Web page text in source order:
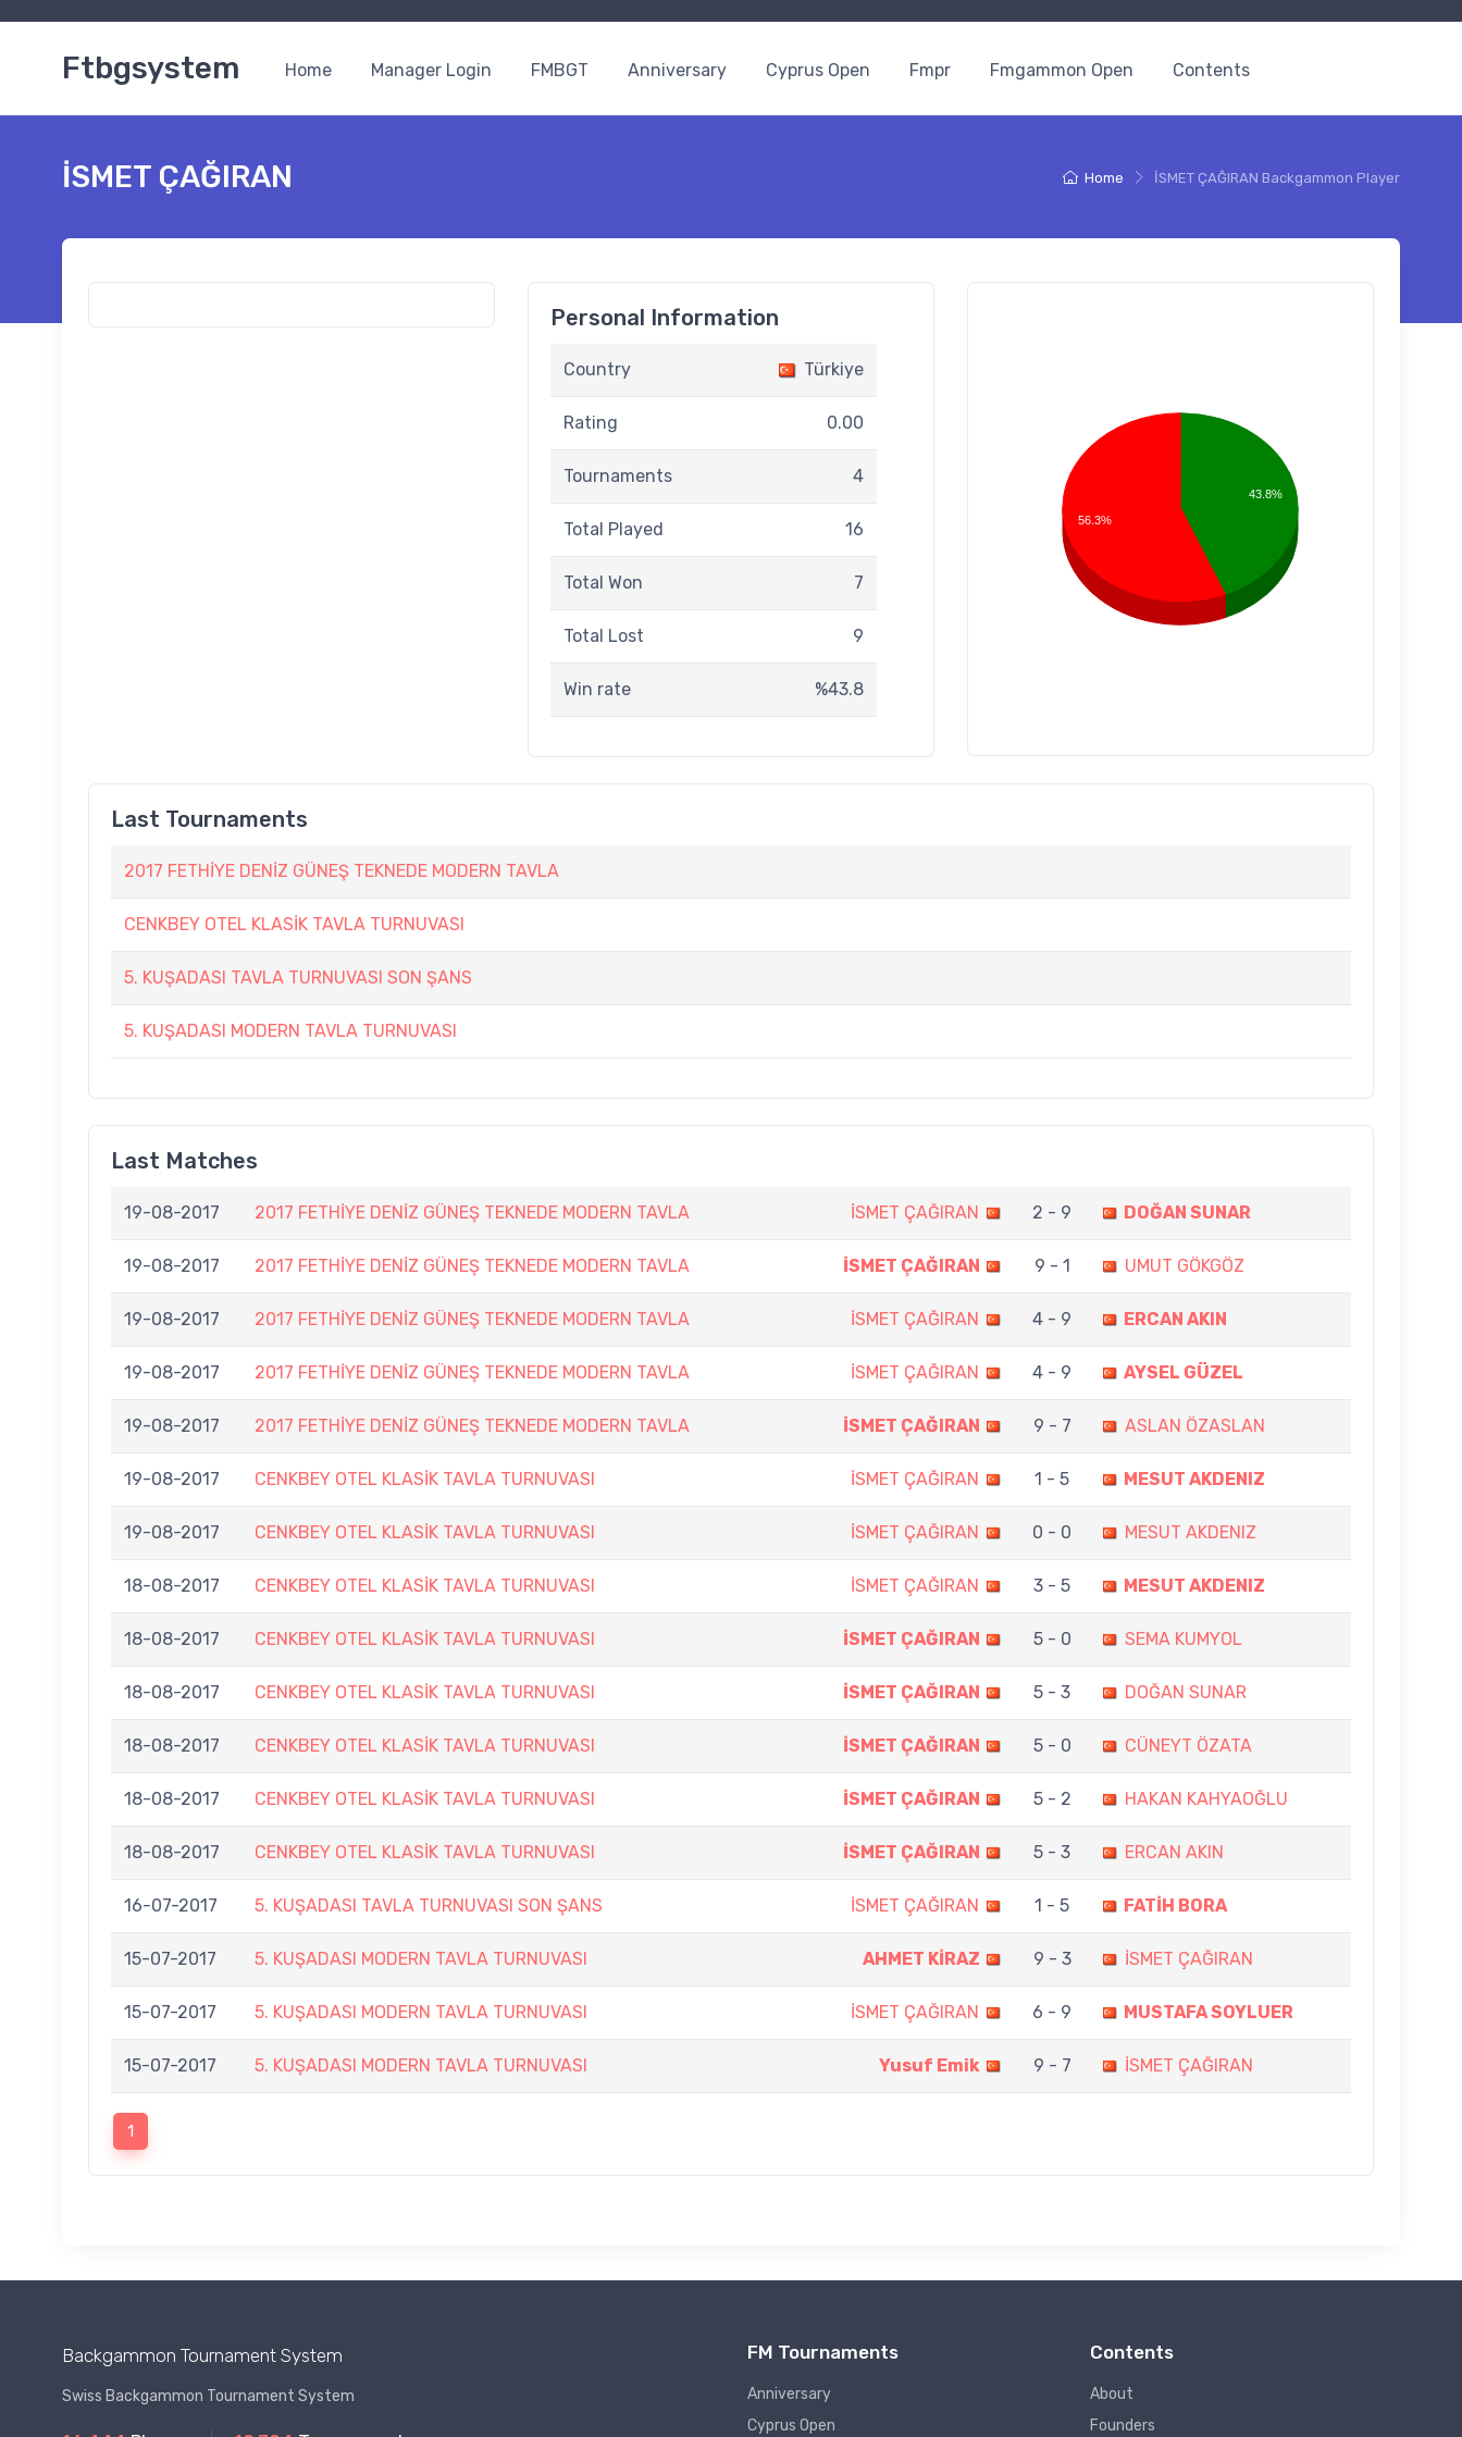
Ftbgsystem Home Manager Login FMBGT Anniversary Cyprus Open Fmpr Fmgammon Open Contents
Home İSMET ÇAĞIRAN Backgammon Player
İSMET ÇAĞIRAN
Personal Information
Country Türkiye
Rating 0.00
Tournaments 4
Total Played 16
Total Won 7
Total Lost 9
Win rate %43.8
43.8%
56.3%
Last Tournaments
2017 FETHİYE DENİZ GÜNEŞ TEKNEDE MODERN TAVLA
CENKBEY OTEL KLASİK TAVLA TURNUVASI
5. KUŞADASI TAVLA TURNUVASI SON ŞANS
5. KUŞADASI MODERN TAVLA TURNUVASI
Last Matches
19-08-2017 2017 FETHİYE DENİZ GÜNEŞ TEKNEDE MODERN TAVLA İSMET ÇAĞIRAN 2 - 9 DOĞAN SUNAR
19-08-2017 2017 FETHİYE DENİZ GÜNEŞ TEKNEDE MODERN TAVLA İSMET ÇAĞIRAN 9 - 1 UMUT GÖKGÖZ
19-08-2017 2017 FETHİYE DENİZ GÜNEŞ TEKNEDE MODERN TAVLA İSMET ÇAĞIRAN 4 - 9 ERCAN AKIN
19-08-2017 2017 FETHİYE DENİZ GÜNEŞ TEKNEDE MODERN TAVLA İSMET ÇAĞIRAN 4 - 9 AYSEL GÜZEL
19-08-2017 2017 FETHİYE DENİZ GÜNEŞ TEKNEDE MODERN TAVLA İSMET ÇAĞIRAN 9 - 7 ASLAN ÖZASLAN
19-08-2017 CENKBEY OTEL KLASİK TAVLA TURNUVASI İSMET ÇAĞIRAN 1 - 5 MESUT AKDENIZ
19-08-2017 CENKBEY OTEL KLASİK TAVLA TURNUVASI İSMET ÇAĞIRAN 0 - 0 MESUT AKDENIZ
18-08-2017 CENKBEY OTEL KLASİK TAVLA TURNUVASI İSMET ÇAĞIRAN 3 - 5 MESUT AKDENIZ
18-08-2017 CENKBEY OTEL KLASİK TAVLA TURNUVASI İSMET ÇAĞIRAN 5 - 0 SEMA KUMYOL
18-08-2017 CENKBEY OTEL KLASİK TAVLA TURNUVASI İSMET ÇAĞIRAN 5 - 3 DOĞAN SUNAR
18-08-2017 CENKBEY OTEL KLASİK TAVLA TURNUVASI İSMET ÇAĞIRAN 5 - 0 CÜNEYT ÖZATA
18-08-2017 CENKBEY OTEL KLASİK TAVLA TURNUVASI İSMET ÇAĞIRAN 5 - 2 HAKAN KAHYAOĞLU
18-08-2017 CENKBEY OTEL KLASİK TAVLA TURNUVASI İSMET ÇAĞIRAN 5 - 3 ERCAN AKIN
16-07-2017 5. KUŞADASI TAVLA TURNUVASI SON ŞANS İSMET ÇAĞIRAN 1 - 5 FATİH BORA
15-07-2017 5. KUŞADASI MODERN TAVLA TURNUVASI AHMET KİRAZ 9 - 3 İSMET ÇAĞIRAN
15-07-2017 5. KUŞADASI MODERN TAVLA TURNUVASI İSMET ÇAĞIRAN 6 - 9 MUSTAFA SOYLUER
15-07-2017 5. KUŞADASI MODERN TAVLA TURNUVASI Yusuf Emik 9 - 7 İSMET ÇAĞIRAN
1
Backgammon Tournament System
Swiss Backgammon Tournament System
FM Tournaments
Anniversary
Cyprus Open
Contents
About
Founders